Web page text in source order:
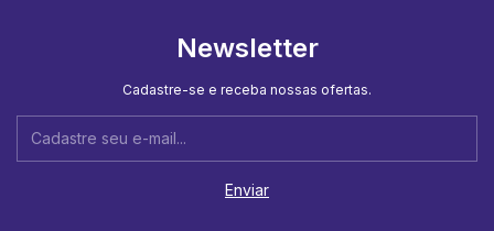
Newsletter
Cadastre-se e receba nossas ofertas.